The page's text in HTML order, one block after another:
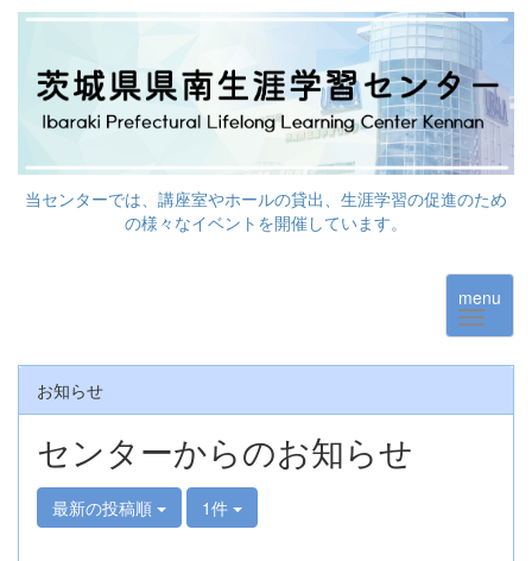
当センターでは、講座室やホールの貸出、生涯学習の促進のため
の様々なイベントを開催しています。
menu
お知らせ
センターからのお知らせ
最新の投稿順 1件